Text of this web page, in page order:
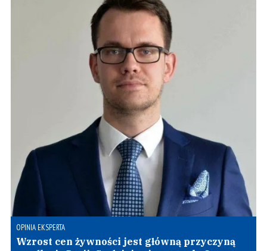
OPINIA EKSPERTA
Wzrost cen żywności jest główną przyczyną